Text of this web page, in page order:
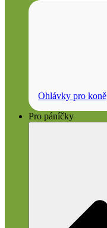
Ohlávky pro koně
Pro páníčky